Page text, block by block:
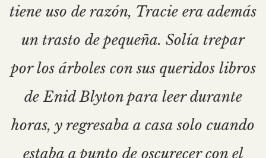
tiene uso de razón, Tracie era además
un trasto de pequeña. Solía trepar
por los árboles con sus queridos libros
de Enid Blyton para leer durante
horas, y regresaba a casa solo cuando
estaba a punto de oscurecer con el